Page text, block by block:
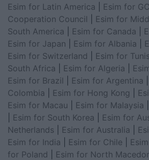
Esim for Latin America
Esim for
Cooperation Council
Esim for
South America
Esim for Canada
Esim for Japan
Esim for Albania
Esim for Switzerland
Esim for
South Africa
Esim for Algeria
Esim for Brazil
Esim for Argentina
Colombia
Esim for Hong Kong
Esim for Macau
Esim for Malaysia
Esim for South Korea Esim for
Netherlands
Esim for Australia
Esim for India
Esim for Chile
for Poland
Esim for North